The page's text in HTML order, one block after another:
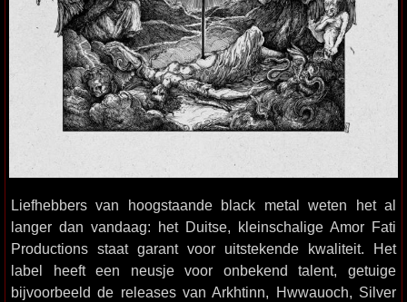
Liefhebbers van hoogstaande black metal weten het al
langer dan vandaag: het Duitse, kleinschalige Amor Fati
Productions staat garant voor uitstekende kwaliteit. Het
label heeft een neusje voor onbekend talent, getuige
bijvoorbeeld de releases van Arkhtinn, Hwwauoch, Silver